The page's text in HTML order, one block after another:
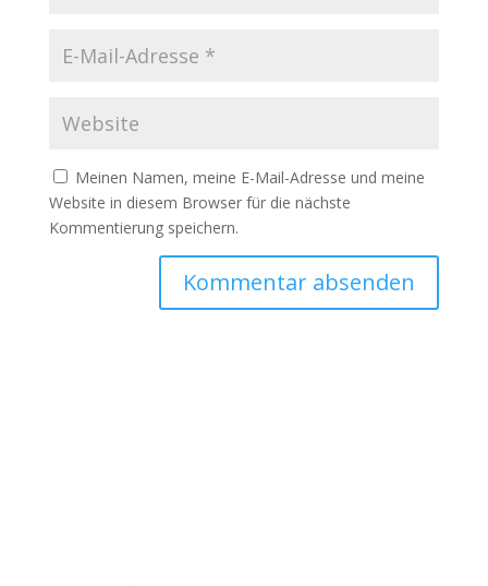
Meinen Namen, meine E-Mail-Adresse und meine
Website in diesem Browser für die nächste
Kommentierung speichern.